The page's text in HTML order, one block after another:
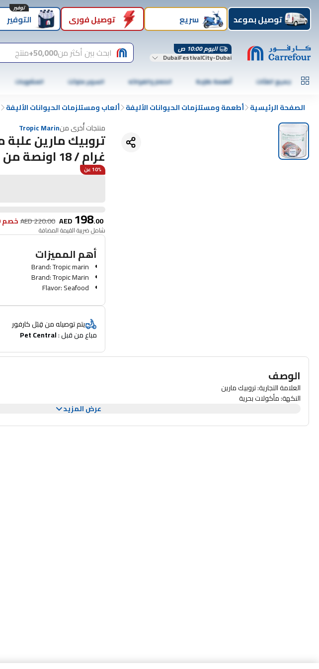
توصيل بموعد سريع توصيل فوري التوفير
توفير
اليوم 10:00 ص
DubaiFestivalCity-Dubai ابحث بين أكثر من50,000+ منتج
جميع الفئات أطعمة طازجة الخضار والفواكه السوبر ماركت المشروبات
الصفحة الرئيسية أطعمة ومستلزمات الحيوانات الأليفة ألعاب ومستلزمات الحيوانات الأليفة
منتجات أُخرى منTropic Marin
غرام / 18 اونصة من اي
10% عن
AED 198.00
AED220.00 خصم 10%
شامل ضريبة القيمة المضافة
أهم المميزات
Brand: Tropic marin
Brand: Tropic Marin
Flavor: Seafood
يتم توصيله من قِبَل كارفور
مباع من قبل : Pet Central
الوصف
العلامة التجارية: تروبيك مارين
النكهة: مأكولات بحرية
عرض المزيد